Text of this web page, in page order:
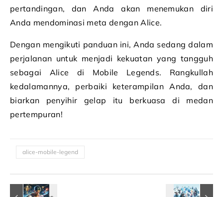
pertandingan, dan Anda akan menemukan diri
Anda mendominasi meta dengan Alice.
Dengan mengikuti panduan ini, Anda sedang dalam
perjalanan untuk menjadi kekuatan yang tangguh
sebagai Alice di Mobile Legends. Rangkullah
kedalamannya, perbaiki keterampilan Anda, dan
biarkan penyihir gelap itu berkuasa di medan
pertempuran!
alice-mobile-legend